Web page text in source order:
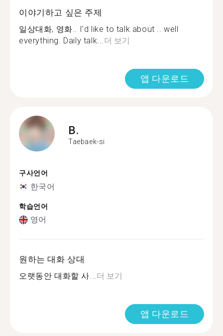
이야기하고 싶은 주제
일상대화, 영화.. I’d like to talk about .. well
everything. Daily talk...더 보기
앱 다운로드
B.
Taebaek-si
구사언어
한국어
학습언어
영어
원하는 대화 상대
오랫동안 대화할 사...더 보기
앱 다운로드